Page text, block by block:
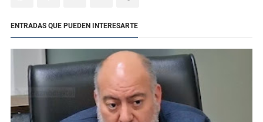
ENTRADAS QUE PUEDEN INTERESARTE